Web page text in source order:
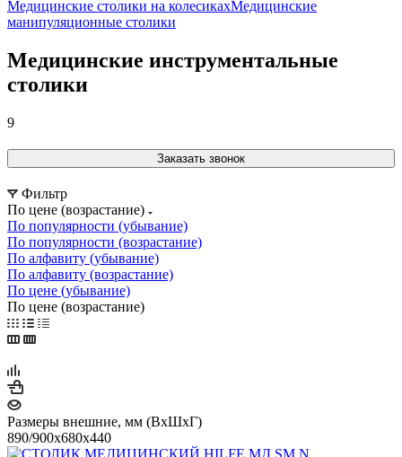
Медицинские столики на колесикахМедицинские
манипуляционные столики
Медицинские инструментальные
столики
9
Заказать звонок
Фильтр
По цене (возрастание)
По популярности (убывание)
По популярности (возрастание)
По алфавиту (убывание)
По алфавиту (возрастание)
По цене (убывание)
По цене (возрастание)
Размеры внешние, мм (ВхШхГ)
890/900x680x440